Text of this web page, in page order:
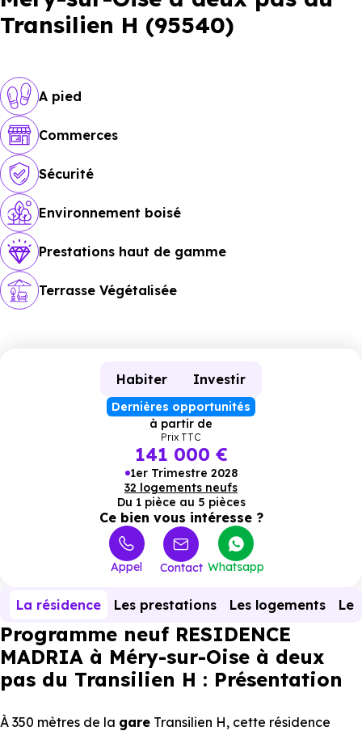
Transilien H (95540)
A pied
Commerces
Sécurité
Environnement boisé
Prestations haut de gamme
Terrasse Végétalisée
Habiter Investir
Dernières opportunités
à partir de
Prix TTC
141 000 €
1er Trimestre 2028
32 logements neufs
Du 1 pièce au 5 pièces
Ce bien vous intéresse ?
Appel Contact Whatsapp
La résidence Les prestations Les logements Le
Programme neuf RESIDENCE
MADRIA à Méry-sur-Oise à deux
pas du Transilien H : Présentation
À 350 mètres de la gare Transilien H, cette résidence